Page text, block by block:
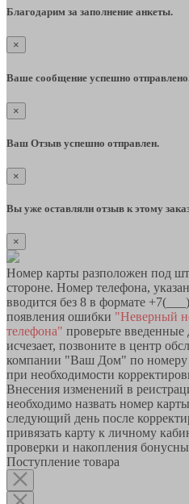
Благодарим за заполнение анкеты.
×
Ваше сообщение успешно
×
Ваш Отзыв успешно отправлен.
×
Вы уже оставляли отзыв к этому
×
Номер карты разположен под
стороне. Номер телефона,
вводится без 8 в формате
появления ошибки "Неверный
телефона" проверьте
исчезает, позвоните в центр
компании "Ваш Дом" по номеру
при необходимости
Внесения изменений в
необходимо назвать номер
следующий день после
привязать карту к личному
проверки и накопления
Поступление товара